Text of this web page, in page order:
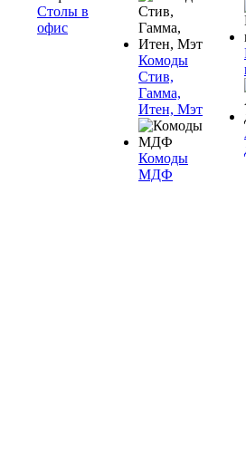
Столы в
офис
Комоды
Стив,
Гамма,
Итен, Мэт
Комоды
МДФ